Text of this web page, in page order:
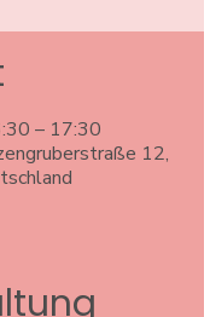
– 17:30
12,